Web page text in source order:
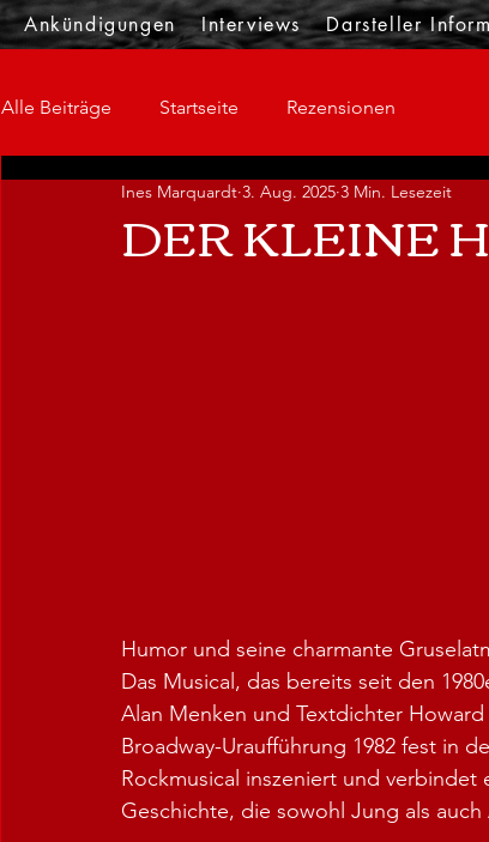
Ankündigungen Interviews Darsteller
Alle Beiträge Startseite Rezensionen
DER KLEINE
Ines Marquardt 3. Aug. 2025 3 Min. Lesezeit
Humor und seine charmante
Das Musical, das bereits seit den
Alan Menken und Textdichter
Broadway-Uraufführung 1982 fest in
Rockmusical inszeniert und
Geschichte, die sowohl Jung als